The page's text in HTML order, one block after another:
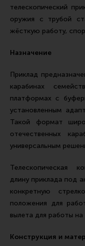
Пневматика
Стрелковые очки
Кобуры
Подсумки
Перчатки
Защита головы
Тактическая медицина
Прочее снаряжение
Чистка, уход за
Инструменты и другие
телескопический
оружия с трубой
жёсткую работу,
Назначение
Приклад
карабинах
платформах с
установленным
Такой формат
отечественных
универсальным
Телескопическая
длину приклада под
конкретную
положения для
вылета для работы
Конструкция и